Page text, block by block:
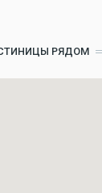
РЯДОМ